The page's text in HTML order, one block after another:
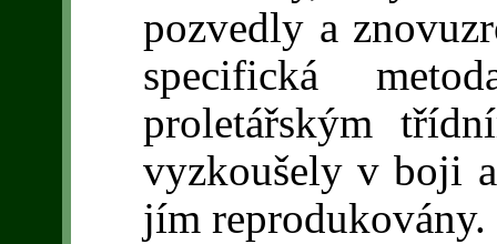
pozvedly a
specifická
proletářským
vyzkoušely v boji
jím reprodukovány.